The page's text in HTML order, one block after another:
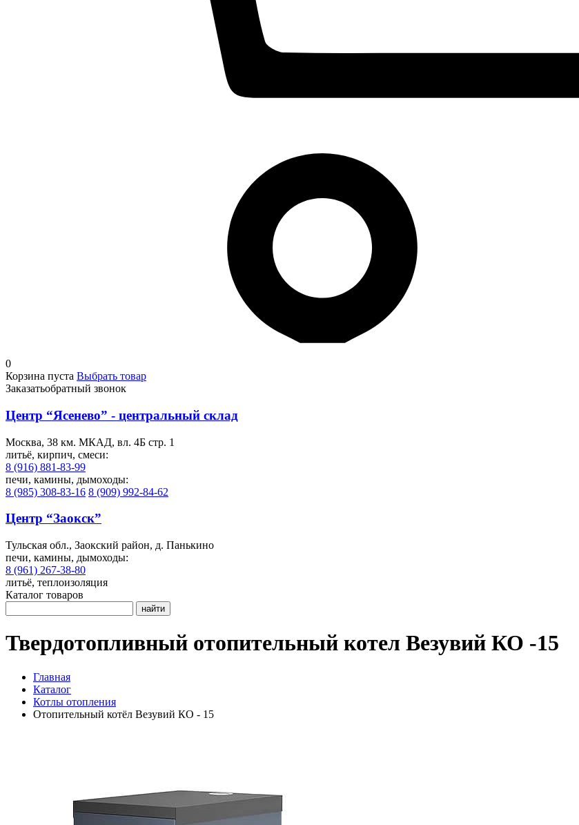
0
Корзина пуста Выбрать товар
Заказатьобратный звонок
Центр “Ясенево” - центральный склад
Москва, 38 км. МКАД, вл. 4Б стр. 1
литьё, кирпич, смеси:
8 (916) 881-83-99
печи, камины, дымоходы:
8 (985) 308-83-16 8 (909) 992-84-62
Центр “Заокск”
Тульская обл., Заокский район, д. Панькино
печи, камины, дымоходы:
8 (961) 267-38-80
литьё, теплоизоляция
Каталог товаров
найти
Твердотопливный отопительный котел Везувий КО -15
Главная
Каталог
Котлы отопления
Отопительный котёл Везувий КО - 15